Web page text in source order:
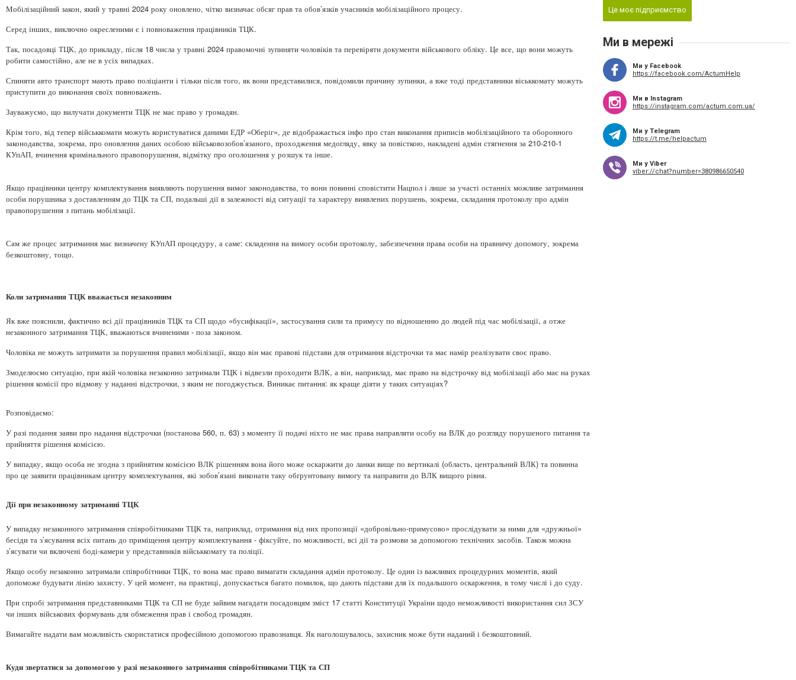
Мобілізаційний закон, який у травні 2024 року оновлено, чітко визначає обсяг прав та обов’язків учасників мобілізаційного процесу.
Серед інших, виключно окресленими є і повноваження працівників ТЦК.
Так, посадовці ТЦК, до прикладу, після 18 числа у травні 2024 правомочні зупиняти чоловіків та перевіряти документи військового обліку. Це все, що вони можуть
робити самостійно, але не в усіх випадках.
Спиняти авто транспорт мають право поліціанти і тільки після того, як вони представилися, повідомили причину зупинки, а вже тоді представники віськкомату можуть
приступити до виконання своїх повноважень.
Зауважуємо, що вилучати документи ТЦК не має право у громадян.
Крім того, від тепер військкомати можуть користуватися даними ЕДР «Оберіг», де відображається інфо про стан виконання приписів мобілізаційного та оборонного
законодавства, зокрема, про оновлення даних особою військовозобов’язаного, проходження медогляду, явку за повісткою, накладені адмін стягнення за 210-210-1
КУпАП, вчинення кримінального правопорушення, відмітку про оголошення у розшук та інше.
Якщо працівники центру комплектування виявляють порушення вимог законодавства, то вони повинні сповістити Нацпол і лише за участі останніх можливе затримання
особи порушника з доставленням до ТЦК та СП, подальші дії в залежності від ситуації та характеру виявлених порушень, зокрема, складання протоколу про адмін
правопорушення з питань мобілізації.
Сам же процес затримання має визначену КУпАП процедуру, а саме: складення на вимогу особи протоколу, забезпечення права особи на правничу допомогу, зокрема
безкоштовну, тощо.
Коли затримання ТЦК вважається незаконним
Як вже пояснили, фактично всі дії працівників ТЦК та СП щодо «бусифікації», застосування сили та примусу по відношенню до людей під час мобілізації, а отже
незаконного затримання ТЦК, вважаються вчиненими - поза законом.
Чоловіка не можуть затримати за порушення правил мобілізації, якщо він має правові підстави для отримання відстрочки та має намір реалізувати своє право.
Змоделюємо ситуацію, при якій чоловіка незаконно затримали ТЦК і відвезли проходити ВЛК, а він, наприклад, має право на відстрочку від мобілізації або має на руках
рішення комісії про відмову у наданні відстрочки, з яким не погоджується. Виникає питання: як краще діяти у таких ситуаціях?
Розповідаємо:
У разі подання заяви про надання відстрочки (постанова 560, п. 63) з моменту її подачі ніхто не має права направляти особу на ВЛК до розгляду порушеного питання та
прийняття рішення комісією.
У випадку, якщо особа не згодна з прийнятим комісією ВЛК рішенням вона його може оскаржити до ланки вище по вертикалі (область, центральний ВЛК) та повинна
про це заявити працівникам центру комплектування, які зобов’язані виконати таку обґрунтовану вимогу та направити до ВЛК вищого рівня.
Дії при незаконному затриманні ТЦК
У випадку незаконного затримання співробітниками ТЦК та, наприклад, отримання від них пропозиції «добровільно-примусово» прослідувати за ними для «дружньої»
бесіди та з’ясування всіх питань до приміщення центру комплектування - фіксуйте, по можливості, всі дії та розмови за допомогою технічних засобів. Також можна
з’ясувати чи включені боді-камери у представників військкомату та поліції.
Якщо особу незаконно затримали співробітники ТЦК, то вона має право вимагати складання адмін протоколу. Це один із важливих процедурних моментів, який
допоможе будувати лінію захисту. У цей момент, на практиці, допускається багато помилок, що дають підстави для їх подальшого оскарження, в тому числі і до суду.
При спробі затримання представниками ТЦК та СП не буде зайвим нагадати посадовцям зміст 17 статті Конституції України щодо неможливості використання сил ЗСУ
чи інших військових формувань для обмеження прав і свобод громадян.
Вимагайте надати вам можливість скористатися професійною допомогою правознавця. Як наголошувалось, захисник може бути наданий і безкоштовний.
Куди звертатися за допомогою у разі незаконного затримання співробітниками ТЦК та СП
Це моє підприємство
Ми в мережі
Ми у Facebook
https://facebook.com/ActumHelp
Ми в Instagram
https://instagram.com/actum.com.ua/
Ми у Telegram
https://t.me/helpactum
Ми у Viber
viber://chat?number=380986650540